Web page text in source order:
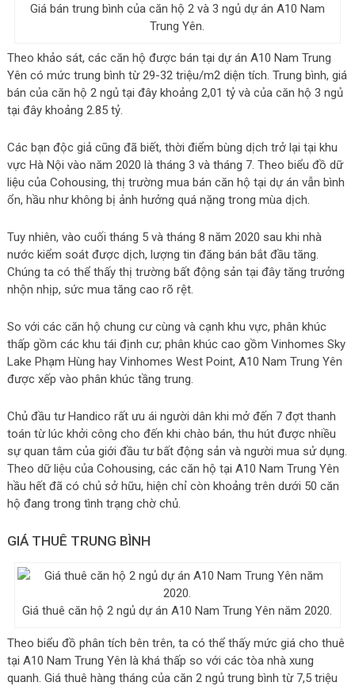
Giá bán trung bình của căn hộ 2 và 3 ngủ dự án A10 Nam
Trung Yên.
Theo khảo sát, các căn hộ được bán tại dự án A10 Nam Trung
Yên có mức trung bình từ 29-32 triệu/m2 diện tích. Trung bình, giá
bán của căn hộ 2 ngủ tại đây khoảng 2,01 tỷ và của căn hộ 3 ngủ
tại đây khoảng 2.85 tỷ.
Các bạn độc giả cũng đã biết, thời điểm bùng dịch trở lại tại khu
vực Hà Nội vào năm 2020 là tháng 3 và tháng 7. Theo biểu đồ dữ
liệu của Cohousing, thị trường mua bán căn hộ tại dự án vẫn bình
ổn, hầu như không bị ảnh hưởng quá nặng trong mùa dịch.
Tuy nhiên, vào cuối tháng 5 và tháng 8 năm 2020 sau khi nhà
nước kiểm soát được dịch, lượng tin đăng bán bắt đầu tăng.
Chúng ta có thể thấy thị trường bất động sản tại đây tăng trưởng
nhộn nhịp, sức mua tăng cao rõ rệt.
So với các căn hộ chung cư cùng và cạnh khu vực, phân khúc
thấp gồm các khu tái định cư; phân khúc cao gồm Vinhomes Sky
Lake Phạm Hùng hay Vinhomes West Point, A10 Nam Trung Yên
được xếp vào phân khúc tầng trung.
Chủ đầu tư Handico rất ưu ái người dân khi mở đến 7 đợt thanh
toán từ lúc khởi công cho đến khi chào bán, thu hút được nhiều
sự quan tâm của giới đầu tư bất động sản và người mua sử dụng.
Theo dữ liệu của Cohousing, các căn hộ tại A10 Nam Trung Yên
hầu hết đã có chủ sở hữu, hiện chỉ còn khoảng trên dưới 50 căn
hộ đang trong tình trạng chờ chủ.
GIÁ THUÊ TRUNG BÌNH
Giá thuê căn hộ 2 ngủ dự án A10 Nam Trung Yên năm 2020.
Theo biểu đồ phân tích bên trên, ta có thể thấy mức giá cho thuê
tại A10 Nam Trung Yên là khá thấp so với các tòa nhà xung
quanh. Giá thuê hàng tháng của căn 2 ngủ trung bình từ 7,5 triệu